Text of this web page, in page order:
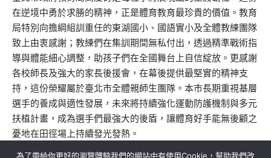
在逆境中勇於求勝的精神，正是體育教育最珍貴的價值。教育
局特別向擔綱組訓重任的東湖國小、國語實小及全體教練團隊
致上由衷感謝；教練們在集訓期間無私付出，透過精準戰術指
導與體能細心調整，助孩子們在全國舞台上自信綻放。更感謝
各校師長及強大的家長後援會，在幕後提供最堅實的精神支
持，這份榮耀屬於臺北市全體親師生團隊。本市長期重視基層
選手的養成與適性發展，未來將持續強化運動防護機制與多元
扶植計畫，成為選手們最強大的後盾，讓體育好手能無後顧之
憂地在田徑場上持續發光發熱。
為了帶給你更好的瀏覽體驗我們的網站中有使用Cookie，幫助我們改